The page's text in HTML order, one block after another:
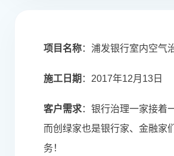
项目名称：浦发银行室内空气
施工日期 ：2017年12月13日
客户需求：银行治理一家接着
而创绿家也是银行家、金融家
务！